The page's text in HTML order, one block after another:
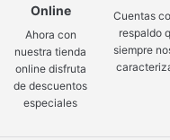
Online
Ahora con
nuestra tienda
online disfruta
de descuentos
especiales
Cuentas
respaldo
siempre